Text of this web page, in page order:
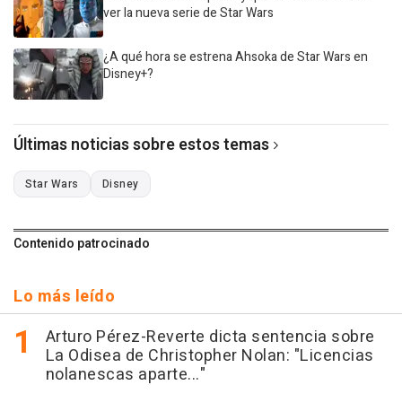
ver la nueva serie de Star Wars
¿A qué hora se estrena Ahsoka de Star Wars en
Disney+?
Últimas noticias sobre estos temas
Star Wars Disney
Contenido patrocinado
Lo más leído
Arturo Pérez-Reverte dicta sentencia sobre
La Odisea de Christopher Nolan: "Licencias
nolanescas aparte..."